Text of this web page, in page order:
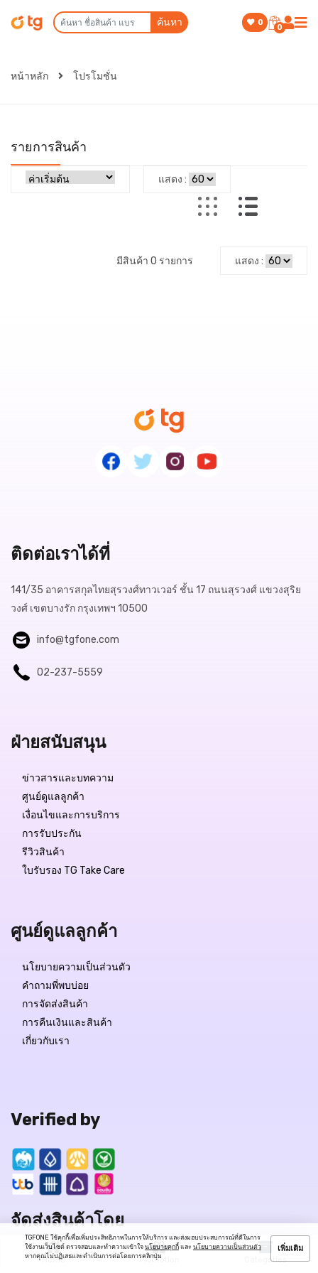
ค้นหา 0
0
หน้าหลัก โปรโมชั่น
รายการสินค้า
แสดง :
มีสินค้า 0 รายการ แสดง :
Home Promotion Categories
ติดต่อเราได้ที่
141/35 อาคารสกุลไทยสุรวงศ์ทาวเวอร์ ชั้น 17 ถนนสุรวงศ์ แขวงสุริย
วงศ์ เขตบางรัก กรุงเทพฯ 10500
info@tgfone.com
02-237-5559
ฝ่ายสนับสนุน
ข่าวสารและบทความ
ศูนย์ดูแลลูกค้า
เงื่อนไขและการบริการ
การรับประกัน
รีวิวสินค้า
ใบรับรอง TG Take Care
ศูนย์ดูแลลูกค้า
นโยบายความเป็นส่วนตัว
คำถามพี่พบบ่อย
การจัดส่งสินค้า
การคืนเงินและสินค้า
เกี่ยวกับเรา
Verified by
จัดส่งสินค้าโดย
TGFONE ใช้คุกกี้เพื่อเพิ่มประสิทธิภาพในการให้บริการ และส่งมอบประสบการณ์ที่ดีในการ
ใช้งานเว็บไซต์ ตรวจสอบและทำความเข้าใจ นโยบายคุกกี้ และ นโยบายความเป็นส่วนตัว
หากคุณไม่ปฏิเสธและดำเนินการต่อโดยการคลิกปุ่ม
เพิ่มเติม